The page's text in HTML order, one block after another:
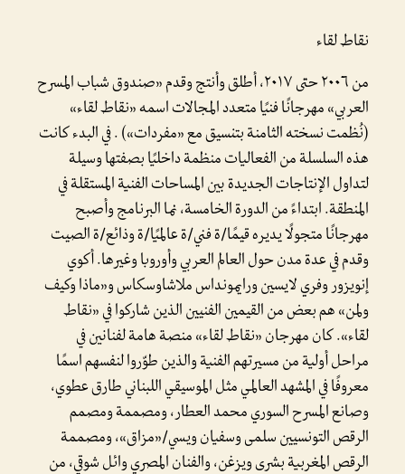
نقاط لقاء
من ٢٠٠٦ حتى ٢٠١٧، أطلق وأنتج وقدم «صندوق شباب المسرح
العربي» مهرجانًا فنيًا متعدد المجالات اسمه «نقاط لقاء»
(نُظمت نسخته الثامنة بتنسيق مع «مفردات») . في البدء كانت
هذه السلسلة من الفعاليات منظمة داخليًا بصفتها وسيلة
لتداول الإنتاجات الجديدة بين المساحات الفنية المستقلة في
المنطقة. ابتداءً من الدورة الخامسة، نما البرنامج وأصبح
مهرجانًا متجولًا يديره قيمًا/ة فني/ة عالميًا/ة وذائع/ة الصيت
وقدم في عدة مدن حول العالم العربي وأوروبا وغيرها. أكوي
إنويزور وفري لايسين ورايمونداس ملاشاوسكاس و«ماذا وكيف
ولمن» هم بعض من القيمين الفنيين الذين شاركوا في «نقاط
لقاء». كان مهرجان «نقاط لقاء» منصة هامة لفنانين في
مراحل أولية من مسيرتهم الفنية والذين طوّروا لنفسهم اسمًا
معروفًا في المشهد العالمي مثل الموسيقي اللبناني طارق عطوي،
وصانع المسرح السوري محمد العطار، ومصممة ومصمم
الرقص التونسيين سلمى وسفيان ويسي/«مزاق»، ومصممة
الرقص المغربية بشرى ويزغن، والفنان المصري وائل شوقي، من